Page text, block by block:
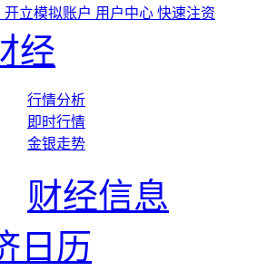
开立模拟账户 用户中心 快速注资
经
行情分析
即时行情
金银走势
财经信息
日历